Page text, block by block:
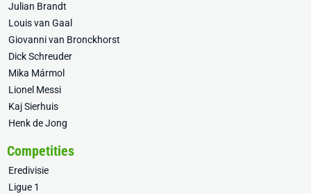
Julian Brandt
Louis van Gaal
Giovanni van Bronckhorst
Dick Schreuder
Mika Mármol
Lionel Messi
Kaj Sierhuis
Henk de Jong
Competities
Eredivisie
Ligue 1